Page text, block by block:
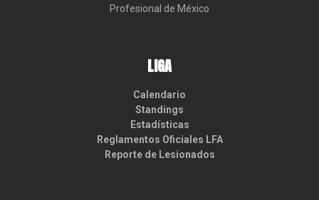
Profesional de México
LIGA
Calendario
Standings
Estadísticas
Reglamentos Oficiales LFA
Reporte de Lesionados